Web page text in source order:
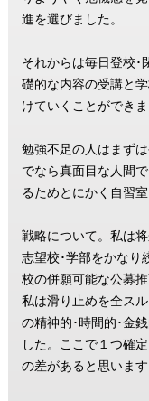
進を選びました。
それからは毎日登校･
礎的な内容の受講と
けていくことができま
勉強不足の人はまず
でなら真面目な人間
るためとにかく自習室
戦略について。私は
志望校･学部をかなり
校の併願可能な公募
私は滑り止めを全ス
の精神的･時間的･金
した。ここで１つ確
の差があると思います